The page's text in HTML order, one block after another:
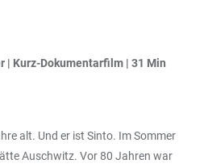
| Kurz-Dokumentarfilm | 31 Min
alt. Und er ist Sinto. Im Sommer
Auschwitz. Vor 80 Jahren war